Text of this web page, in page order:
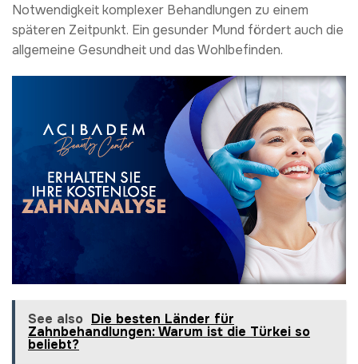
Notwendigkeit komplexer Behandlungen zu einem
späteren Zeitpunkt. Ein gesunder Mund fördert auch die
allgemeine Gesundheit und das Wohlbefinden.
See also Die besten Länder für
Zahnbehandlungen: Warum ist die Türkei so
beliebt?